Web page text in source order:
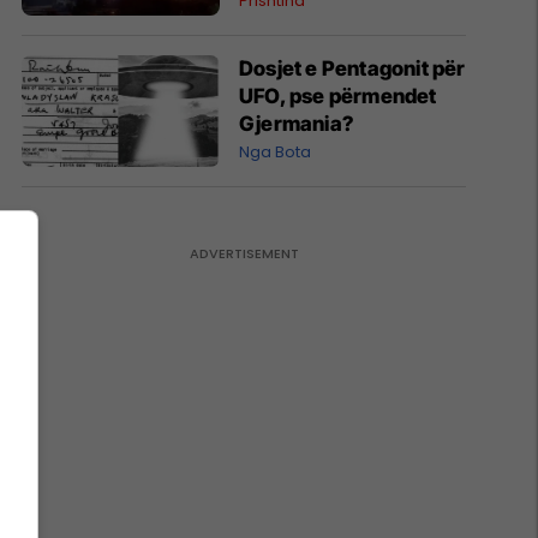
Dosjet e Pentagonit për
UFO, pse përmendet
Gjermania?
Nga Bota